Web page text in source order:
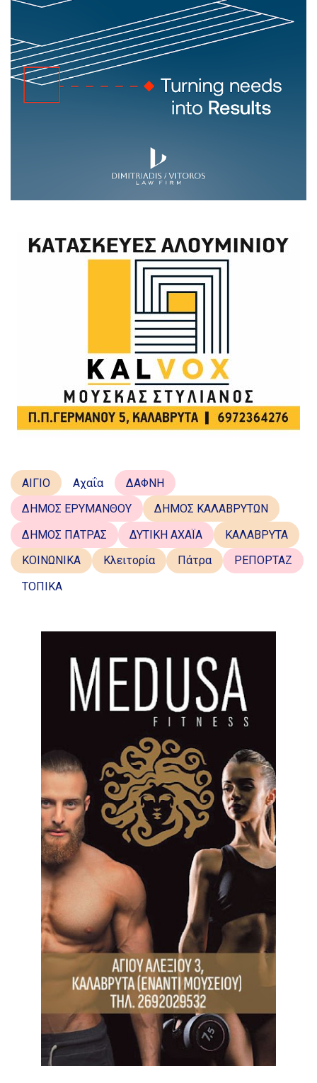
ΑΙΓΙΟ Αχαΐα
ΔΑΦΝΗ
ΔΗΜΟΣ ΕΡΥΜΑΝΘΟΥ
ΔΗΜΟΣ ΚΑΛΑΒΡΥΤΩΝ
ΔΗΜΟΣ ΠΑΤΡΑΣ
ΔΥΤΙΚΗ ΑΧΑΪΑ
ΚΑΛΑΒΡΥΤΑ
ΚΟΙΝΩΝΙΚΑ
Κλειτορία Πάτρα
ΡΕΠΟΡΤΑΖ
ΤΟΠΙΚΑ